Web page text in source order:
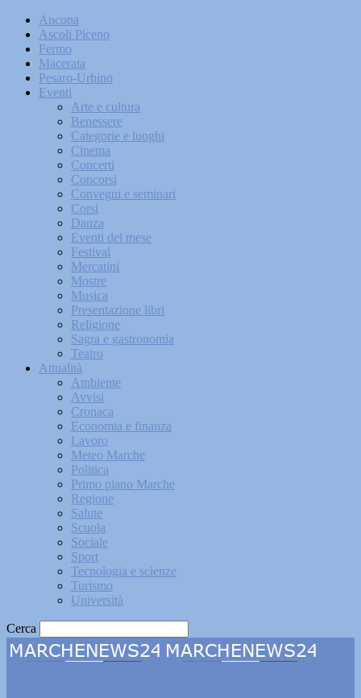
Ancona
Ascoli Piceno
Fermo
Macerata
Pesaro-Urbino
Eventi
Arte e cultura
Benessere
Categorie e luoghi
Cinema
Concerti
Concorsi
Convegni e seminari
Corsi
Danza
Eventi del mese
Festival
Mercatini
Mostre
Musica
Presentazione libri
Religione
Sagra e gastronomia
Teatro
Attualità
Ambiente
Avvisi
Cronaca
Economia e finanza
Lavoro
Meteo Marche
Politica
Primo piano Marche
Regione
Salute
Scuola
Sociale
Sport
Tecnologia e scienze
Turismo
Università
Cerca